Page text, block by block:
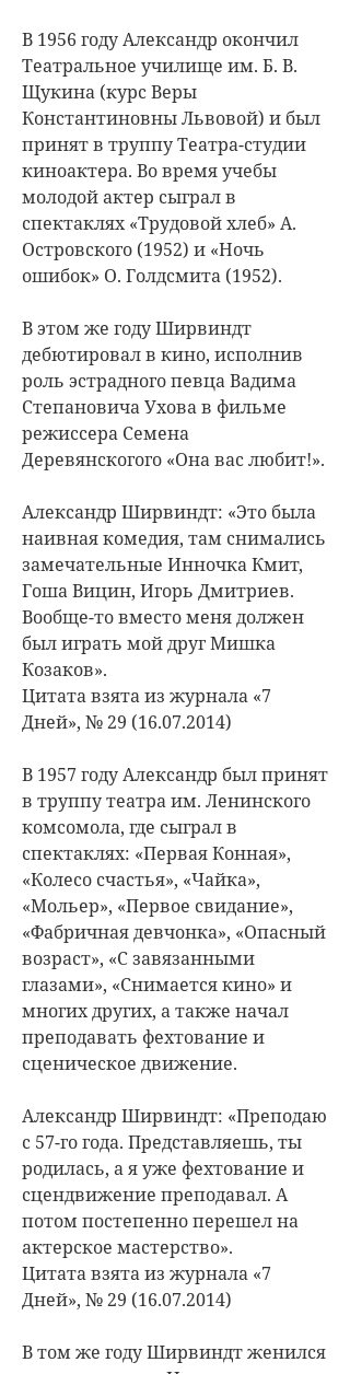
В 1956 году Александр окончил
Театральное училище им. Б. В.
Щукина (курс Веры
Константиновны Львовой) и был
принят в труппу Театра-студии
киноактера. Во время учебы
молодой актер сыграл в
спектаклях «Трудовой хлеб» А.
Островского (1952) и «Ночь
ошибок» О. Голдсмита (1952).
В этом же году Ширвиндт
дебютировал в кино, исполнив
роль эстрадного певца Вадима
Степановича Ухова в фильме
режиссера Семена
Деревянскогого «Она вас любит!».
Александр Ширвиндт: «Это была
наивная комедия, там снимались
замечательные Инночка Кмит,
Гоша Вицин, Игорь Дмитриев.
Вообще-то вместо меня должен
был играть мой друг Мишка
Козаков».
Цитата взята из журнала «7
Дней», № 29 (16.07.2014)
В 1957 году Александр был принят
в труппу театра им. Ленинского
комсомола, где сыграл в
спектаклях: «Первая Конная»,
«Колесо счастья», «Чайка»,
«Мольер», «Первое свидание»,
«Фабричная девчонка», «Опасный
возраст», «С завязанными
глазами», «Снимается кино» и
многих других, а также начал
преподавать фехтование и
сценическое движение.
Александр Ширвиндт: «Преподаю
с 57-го года. Представляешь, ты
родилась, а я уже фехтование и
сцендвижение преподавал. А
потом постепенно перешел на
актерское мастерство».
Цитата взята из журнала «7
Дней», № 29 (16.07.2014)
В том же году Ширвиндт женился